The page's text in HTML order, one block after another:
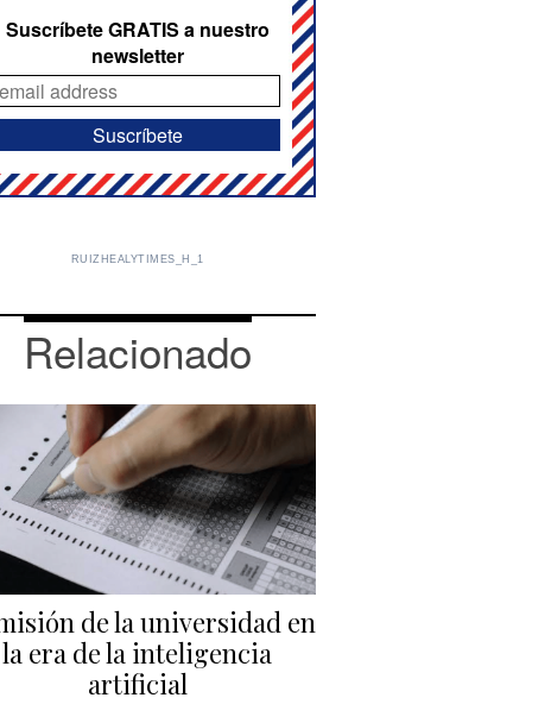
Suscríbete GRATIS a nuestro
newsletter
RUIZHEALYTIMES_H_1
Relacionado
de la universidad en
la era de la inteligencia
artificial